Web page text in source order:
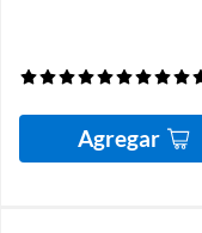
Agregar